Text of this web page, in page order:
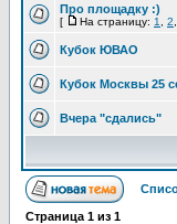
Про площадку :)
[ На страницу: 1 2
Кубок ЮВАО
Кубок Москвы 25
Вчера "сдались"
Страница 1 из 1